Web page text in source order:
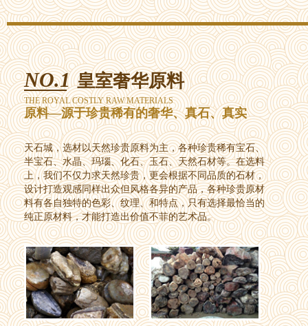
NO.1 皇室奢华原料
THE ROYAL COSTLY RAW MATERIALS
原料—源于珍贵稀有的奢华、真石、真实
天石城，选材以天然珍贵原料为主，各种珍贵稀有宝石、
半宝石、水晶、玛瑙、化石、玉石、天然石材等。在选料
上，我们不仅力求天然珍贵，更会根据不同品质的石材，
设计打造观感同样出众但风格各异的产品，各种珍贵原材
料有各自独特的色彩、纹理、和特点，只有选择最恰当的
纯正原材料，才能打造出价值不菲的艺术品。